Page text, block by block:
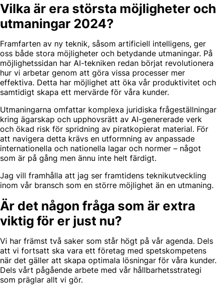
Vilka är era största möjligheter och
utmaningar 2024?
Framfarten av ny teknik, såsom artificiell intelligens, ger
oss både stora möjligheter och betydande utmaningar. På
möjlighetssidan har AI-tekniken redan börjat revolutionera
hur vi arbetar genom att göra vissa processer mer
effektiva. Detta har möjlighet att öka vår produktivitet och
samtidigt skapa ett mervärde för våra kunder.
Utmaningarna omfattar komplexa juridiska frågeställningar
kring ägarskap och upphovsrätt av AI-genererade verk
och ökad risk för spridning av piratkopierat material. För
att navigera detta krävs en utformning av anpassade
internationella och nationella lagar och normer – något
som är på gång men ännu inte helt färdigt.
Jag vill framhålla att jag ser framtidens teknikutveckling
inom vår bransch som en större möjlighet än en utmaning.
Är det någon fråga som är extra
viktig för er just nu?
Vi har främst två saker som står högt på vår agenda. Dels
att vi fortsatt ska vara ett företag med spetskompetens
när det gäller att skapa optimala lösningar för våra kunder.
Dels vårt pågående arbete med vår hållbarhetsstrategi
som präglar allt vi gör.